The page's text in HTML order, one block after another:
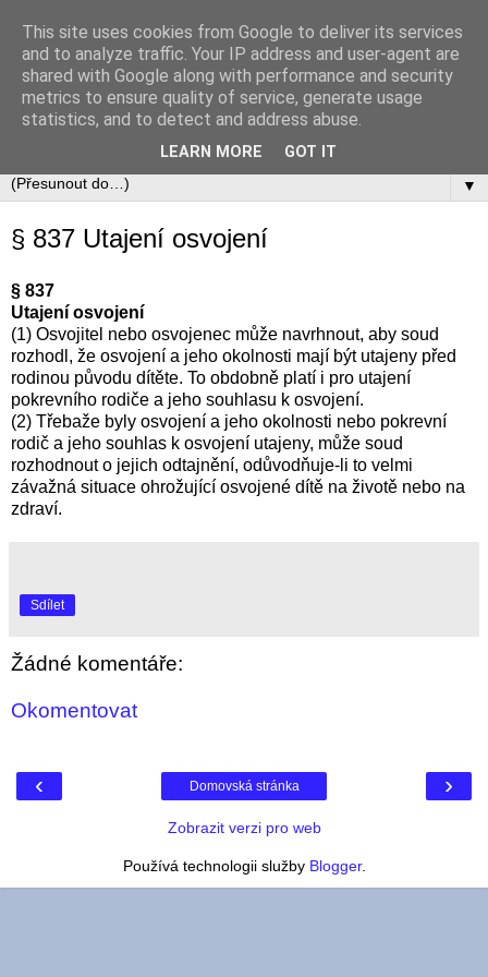
Občanský zákoník
Zákon č. 89/2012 Sb., občanský zákoník v úplném aktuálním
znění včetně automaticky zapracovávaných změn.
▼
§ 837 Utajení osvojení
§ 837
Utajení osvojení
(1) Osvojitel nebo osvojenec může navrhnout, aby soud
rozhodl, že osvojení a jeho okolnosti mají být utajeny před
rodinou původu dítěte. To obdobně platí i pro utajení
pokrevního rodiče a jeho souhlasu k osvojení.
(2) Třebaže byly osvojení a jeho okolnosti nebo pokrevní
rodič a jeho souhlas k osvojení utajeny, může soud
rozhodnout o jejich odtajnění, odůvodňuje-li to velmi
závažná situace ohrožující osvojené dítě na životě nebo na
zdraví.
Sdílet
Žádné komentáře:
Okomentovat
‹ ›
Domovská stránka
Zobrazit verzi pro web
Používá technologii služby Blogger.
This site uses cookies from Google to deliver its services
and to analyze traffic. Your IP address and user-agent are
shared with Google along with performance and security
metrics to ensure quality of service, generate usage
statistics, and to detect and address abuse.
LEARN MORE GOT IT